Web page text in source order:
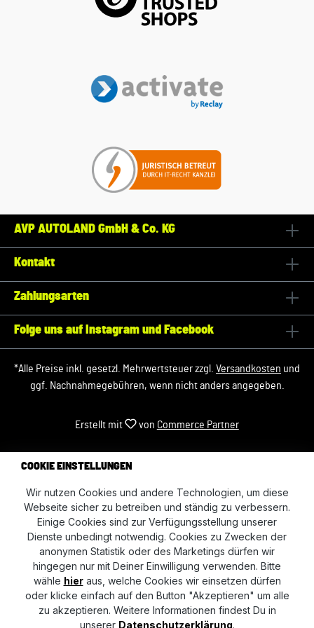
AVP AUTOLAND GmbH & Co. KG
Kontakt
Zahlungsarten
Folge uns auf Instagram und Facebook
*Alle Preise inkl. gesetzl. Mehrwertsteuer zzgl. Versandkosten und
ggf. Nachnahmegebühren, wenn nicht anders angegeben.
Erstellt mit von Commerce Partner
COOKIE EINSTELLUNGEN
Wir nutzen Cookies und andere Technologien, um diese
Webseite sicher zu betreiben und ständig zu verbessern.
Einige Cookies sind zur Verfügungsstellung unserer
Dienste unbedingt notwendig. Cookies zu Zwecken der
anonymen Statistik oder des Marketings dürfen wir
hingegen nur mit Deiner Einwilligung verwenden. Bitte
wähle hieraus, welche Cookies wir einsetzen dürfen
oder klicke einfach auf den Button "Akzeptieren" um alle
zu akzeptieren. Weitere Informationen findest Du in
unserer Datenschutzerklärung.